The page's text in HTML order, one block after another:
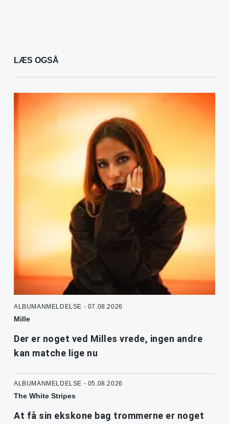
LÆS OGSÅ
ALBUMANMELDELSE - 07.08.2026
Mille
Der er noget ved Milles vrede, ingen andre
kan matche lige nu
ALBUMANMELDELSE - 05.08.2026
The White Stripes
At få sin ekskone bag trommerne er noget